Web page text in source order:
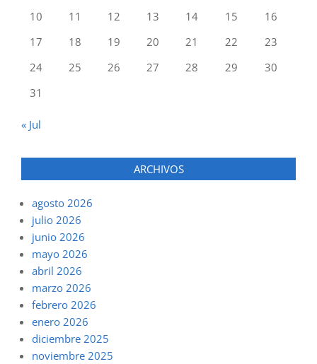
10
11 12 13 14 15
16
17
18 19 20 21 22
23
24
25 26 27 28 29
30
31
« Jul
ARCHIVOS
agosto 2026
julio 2026
junio 2026
mayo 2026
abril 2026
marzo 2026
febrero 2026
enero 2026
diciembre 2025
noviembre 2025